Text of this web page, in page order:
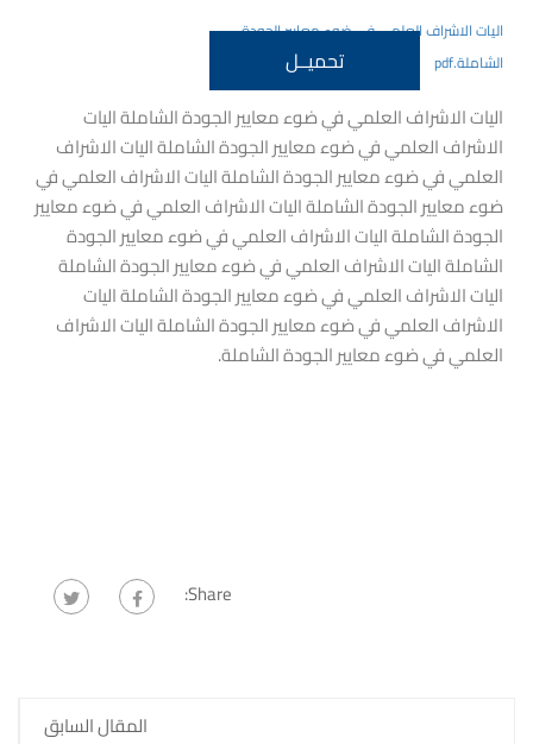
اليات الاشراف العلمي في ضوء معايير الجودة
الشاملة.pdf
تحميــل
اليات الاشراف العلمي في ضوء معايير الجودة الشاملة اليات
الاشراف العلمي في ضوء معايير الجودة الشاملة اليات الاشراف
العلمي في ضوء معايير الجودة الشاملة اليات الاشراف العلمي في
ضوء معايير الجودة الشاملة اليات الاشراف العلمي في ضوء معايير
الجودة الشاملة اليات الاشراف العلمي في ضوء معايير الجودة
الشاملة اليات الاشراف العلمي في ضوء معايير الجودة الشاملة
اليات الاشراف العلمي في ضوء معايير الجودة الشاملة اليات
الاشراف العلمي في ضوء معايير الجودة الشاملة اليات الاشراف
العلمي في ضوء معايير الجودة الشاملة.
Share:
المقال السابق